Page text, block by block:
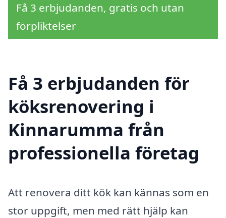
Få 3 erbjudanden, gratis och utan
förpliktelser
Få 3 erbjudanden för
köksrenovering i
Kinnarumma från
professionella företag
Att renovera ditt kök kan kännas som en
stor uppgift, men med rätt hjälp kan